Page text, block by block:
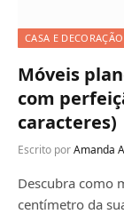
CASA E DECORAÇÃO
Móveis
com
caracteres)
Escrito porAmanda
Descubra como
centímetro da